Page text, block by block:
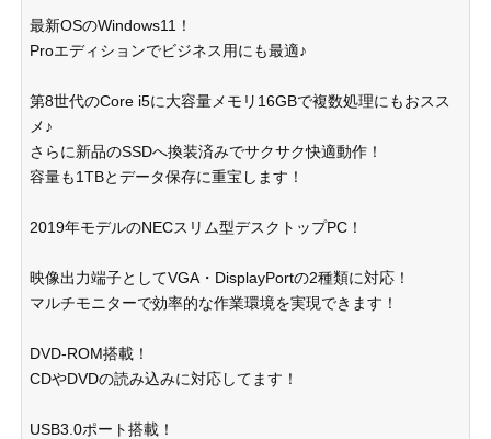
最新OSのWindows11！
Proエディションでビジネス用にも最適♪
第8世代のCore i5に大容量メモリ16GBで複数処理にもおスス
メ♪
さらに新品のSSDへ換装済みでサクサク快適動作！
容量も1TBとデータ保存に重宝します！
2019年モデルのNECスリム型デスクトップPC！
映像出力端子としてVGA・DisplayPortの2種類に対応！
マルチモニターで効率的な作業環境を実現できます！
DVD-ROM搭載！
CDやDVDの読み込みに対応してます！
USB3.0ポート搭載！